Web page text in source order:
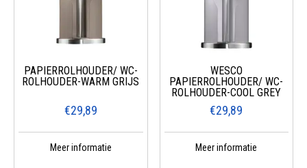
PAPIERROLHOUDER/ WC-
ROLHOUDER-WARM GRIJS
€29,89
Meer informatie
WESCO
PAPIERROLHOUDER/ WC-
ROLHOUDER-COOL GREY
€29,89
Meer informatie